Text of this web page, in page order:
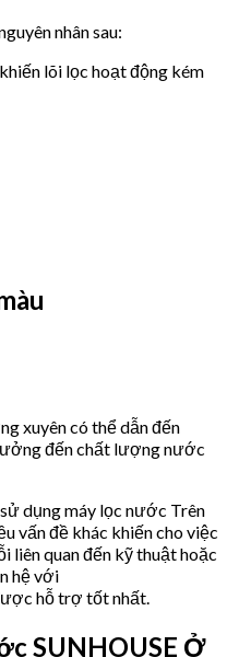
nhân sau:
lõi lọc hoạt động kém
xuyên có thể dẫn đến
đến chất lượng nước
dụng máy lọc nước Trên
vấn đề khác khiến cho việc
liên quan đến kỹ thuật hoặc
hệ với
hỗ trợ tốt nhất.
SUNHOUSE Ở